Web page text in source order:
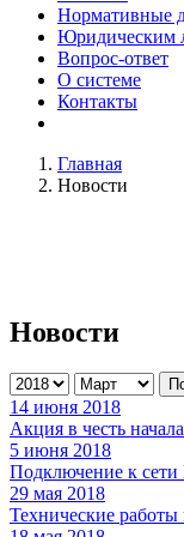
Нормативные
Юридическим
Вопрос-ответ
О системе
Контакты
Главная
Новости
Новости
14 июня 2018
Акция в честь
5 июня 2018
Подключение к
29 мая 2018
Технические работы